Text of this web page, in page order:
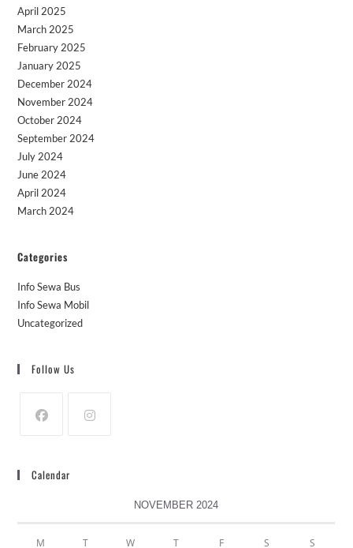
April 2025
March 2025
February 2025
January 2025
December 2024
November 2024
October 2024
September 2024
July 2024
June 2024
April 2024
March 2024
Categories
Info Sewa Bus
Info Sewa Mobil
Uncategorized
Follow Us
Calendar
NOVEMBER 2024
M T W T F S S